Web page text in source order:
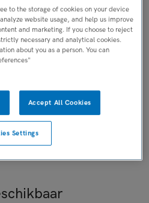
to the storage of cookies on your device
website usage, and help us improve
and marketing. If you choose to reject
necessary and analytical cookies.
about you as a person. You can
Accept All Cookies
Settings